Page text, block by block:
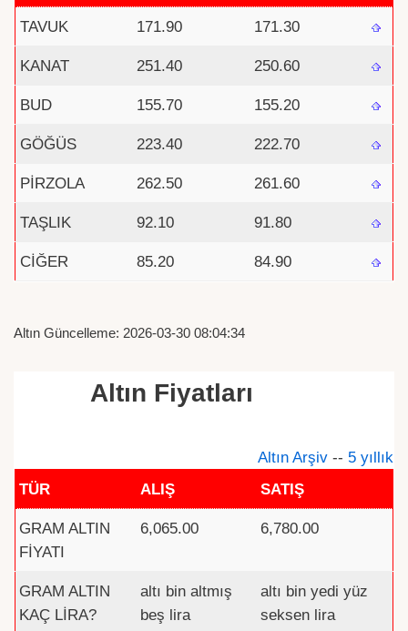
TAVUK 171.90 171.30
KANAT 251.40 250.60
BUD 155.70 155.20
GÖĞÜS 223.40 222.70
PİRZOLA 262.50 261.60
TAŞLIK 92.10 91.80
CİĞER 85.20 84.90
Altın Güncelleme: 2026-03-30 08:04:34
Altın Fiyatları
Altın Arşiv -- 5 yıllık
TÜR
ALIŞ SATIŞ
GRAM ALTIN
FİYATI
6,065.00 6,780.00
GRAM ALTIN
KAÇ LİRA?
altı bin altmış
beş lira
altı bin yedi yüz
seksen lira